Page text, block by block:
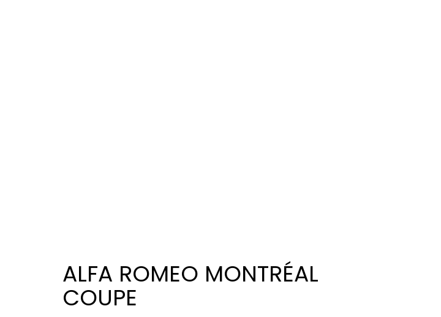
ALFA ROMEO MONTRÉAL
COUPE